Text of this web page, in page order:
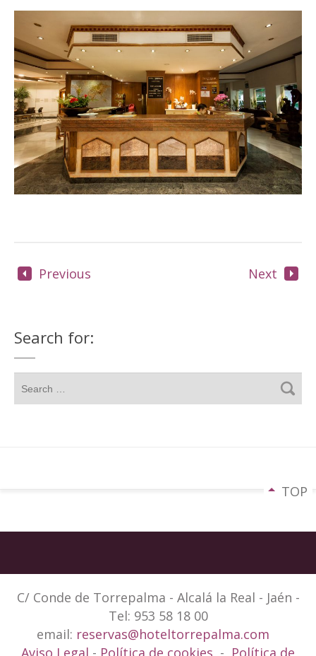
Previous Next
Search for:
TOP
C/ Conde de Torrepalma - Alcalá la Real - Jaén -
Tel: 953 58 18 00
email: reservas@hoteltorrepalma.com